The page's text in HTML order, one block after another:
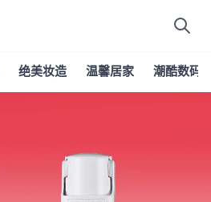
绝美妆造 温馨居家 潮酷数码